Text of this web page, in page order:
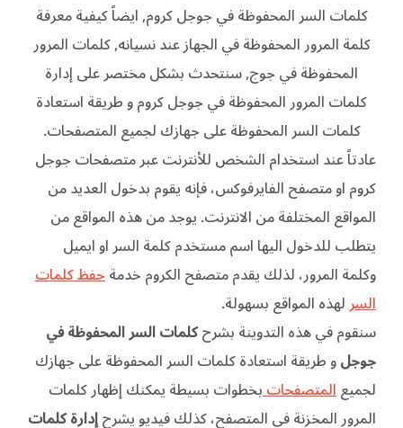
كلمات السر المحفوظة في جوجل كروم, ايضاً كيفية معرفة
كلمة المرور المحفوظة في الجهاز عند نسيانه, كلمات المرور
المحفوظة في جوج, سنتحدث بشكل مختصر على إدارة
كلمات المرور المحفوظة في جوجل كروم و طريقة استعادة
كلمات السر المحفوظة على جهازك لجميع المتصفحات.
عادتاً عند استخدام الشخص للأنترنت عبر متصفحات جوجل
كروم او متصفح الفايرفوكس، فإنه يقوم بدخول العديد من
المواقع المختلفة من الانترنت. يوجد من هذه المواقع من
يتطلب للدخول اليها اسم مستخدم كلمة السر او ايميل
وكلمة المرور، لذلك يقدم متصفح الكروم خدمةحفظ كلمات
السرلهذه المواقع بسهولة.
سنقوم في هذه التدوينة بشرحكلمات السر المحفوظة في
جوجلو طريقة استعادة كلمات السر المحفوظة على جهازك
لجميعالمتصفحاتبخطوات بسيطة يمكنك إظهار كلمات
المرور المخزنة في المتصفح، كذلك فيديو يشرحإدارة كلمات